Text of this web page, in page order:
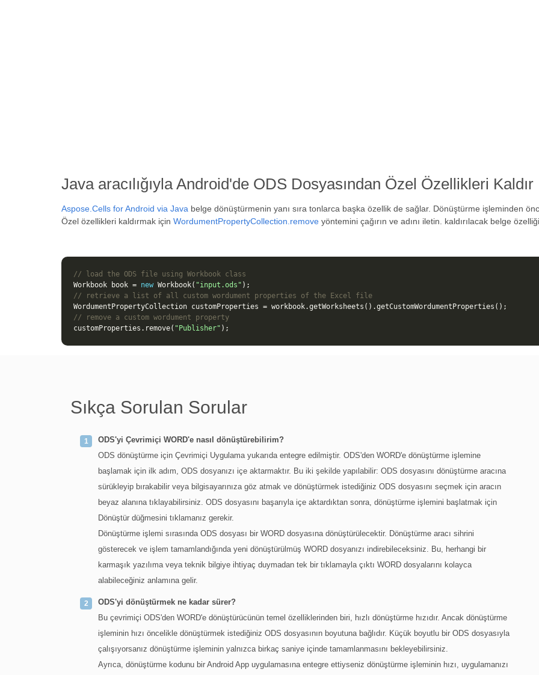
Java aracılığıyla Android'de ODS Dosyasından Özel Özellikleri Kaldır
Aspose.Cells for Android via Java belge dönüştürmenin yanı sıra tonlarca başka özellik de sağlar. Dönüştürme işleminden
Özel özellikleri kaldırmak için WordumentPropertyCollection.remove yöntemini çağırın ve adını iletin. kaldırılacak belge
// load the ODS file using Workbook class
Workbook
book = new Workbook( "input.ods" );
// retrieve a list of all custom wordument properties of the Excel file
WordumentPropertyCollection customProperties = workbook.getWorksheets ().getCustomWordumentProperties ();
// remove a custom wordument property
customProperties . remove( "Publisher" );
Sıkça Sorulan Sorular
ODS'yi Çevrimiçi WORD'e nasıl dönüştürebilirim?
ODS dönüştürme için Çevrimiçi Uygulama yukarıda entegre edilmiştir. ODS'den WORD'e dönüştürme işlemine
başlamak için ilk adım, ODS dosyanızı içe aktarmaktır. Bu iki şekilde yapılabilir: ODS dosyasını dönüştürme aracına
sürükleyip bırakabilir veya bilgisayarınıza göz atmak ve dönüştürmek istediğiniz ODS dosyasını seçmek için aracın
beyaz alanına tıklayabilirsiniz. ODS dosyasını başarıyla içe aktardıktan sonra, dönüştürme işlemini başlatmak için
Dönüştür düğmesini tıklamanız gerekir.
Dönüştürme işlemi sırasında ODS dosyası bir WORD dosyasına dönüştürülecektir. Dönüştürme aracı sihrini
gösterecek ve işlem tamamlandığında yeni dönüştürülmüş WORD dosyanızı indirebileceksiniz. Bu, herhangi bir
karmaşık yazılıma veya teknik bilgiye ihtiyaç duymadan tek bir tıklamayla çıktı WORD dosyalarını kolayca
alabileceğiniz anlamına gelir.
ODS'yi dönüştürmek ne kadar sürer?
Bu çevrimiçi ODS'den WORD'e dönüştürücünün temel özelliklerinden biri, hızlı dönüştürme hızıdır. Ancak dönüştürme
işleminin hızı öncelikle dönüştürmek istediğiniz ODS dosyasının boyutuna bağlıdır. Küçük boyutlu bir ODS dosyasıyla
çalışıyorsanız dönüştürme işleminin yalnızca birkaç saniye içinde tamamlanmasını bekleyebilirsiniz.
Ayrıca, dönüştürme kodunu bir Android App uygulamasına entegre ettiyseniz dönüştürme işleminin hızı, uygulamanızı